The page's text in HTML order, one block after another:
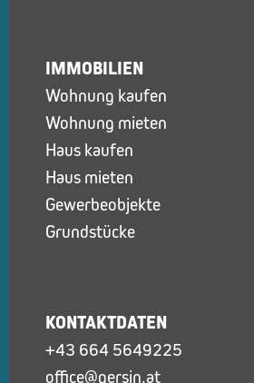
IMMOBILIEN
Wohnung kaufen
Wohnung mieten
Haus kaufen
Haus mieten
Gewerbeobjekte
Grundstücke
KONTAKTDATEN
+43 664 5649225
office@gersin.at